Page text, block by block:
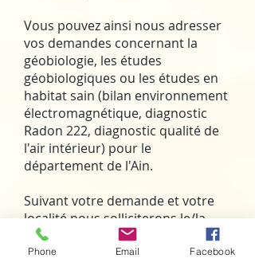
Vous pouvez ainsi nous adresser
vos demandes concernant la
géobiologie, les études
géobiologiques ou les études en
habitat sain (bilan environnement
électromagnétique, diagnostic
Radon 222, diagnostic qualité de
l'air intérieur) pour le
département de l'Ain.
Suivant votre demande et votre
localité nous solliciterons le/la
géobiologue concerné.e.
Phone Email Facebook